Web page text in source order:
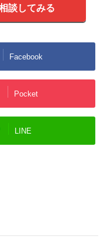
談してみる
Facebook
Pocket
LINE